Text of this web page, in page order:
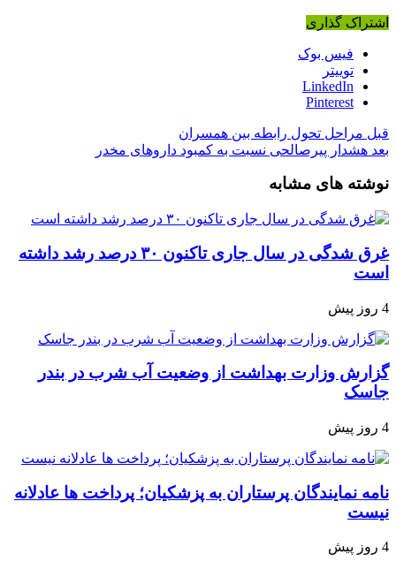
اشتراک گذاری
فیس بوک
توییتر
LinkedIn
Pinterest
قبل مراحل تحول رابطه بین همسران
بعد هشدار پیرصالحی نسبت به کمبود داروهای مخدر
نوشته های مشابه
غرق شدگی در سال جاری تاکنون ۳۰ درصد رشد داشته
است
4 روز پیش
گزارش وزارت بهداشت از وضعیت آب شرب در بندر
جاسک
4 روز پیش
نامه نمایندگان پرستاران به پزشکیان؛ پرداخت ها عادلانه
نیست
4 روز پیش